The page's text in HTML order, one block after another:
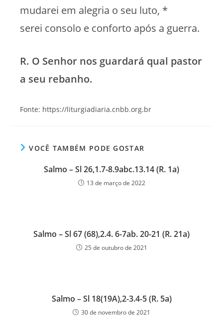
mudarei em alegria o seu luto, *
serei consolo e conforto após a guerra.
R. O Senhor nos guardará qual pastor
a seu rebanho.
Fonte: https://liturgiadiaria.cnbb.org.br
VOCÊ TAMBÉM PODE GOSTAR
Salmo – Sl 26,1.7-8.9abc.13.14 (R. 1a)
13 de março de 2022
Salmo – Sl 67 (68),2.4. 6-7ab. 20-21 (R. 21a)
25 de outubro de 2021
Salmo – Sl 18(19A),2-3.4-5 (R. 5a)
30 de novembro de 2021